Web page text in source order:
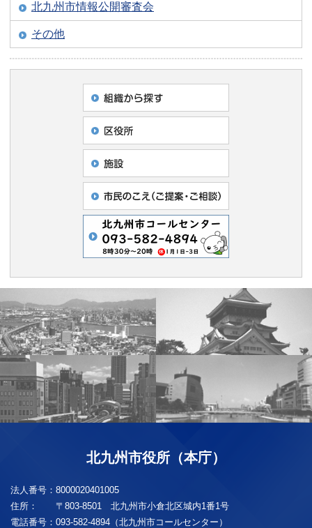
北九州市情報公開審査会
その他
北九州市役所（本庁）
法人番号： 8000020401005
住所：
〒803-8501 北九州市小倉北区城内1番1号
電話番号： 093-582-4894（北九州市コールセンター）